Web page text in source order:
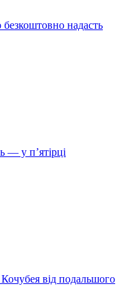
безкоштовно надасть
— у п’ятірці
від подальшого